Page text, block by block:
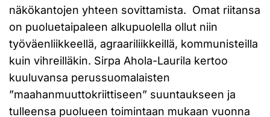
näkökantojen yhteen sovittamista. Omat riitansa
on puoluetaipaleen alkupuolella ollut niin
työväenliikkeellä, agraariliikkeillä, kommunisteilla
kuin vihreilläkin. Sirpa Ahola-Laurila kertoo
kuuluvansa perussuomalaisten
”maahanmuuttokriittiseen” suuntaukseen ja
tulleensa puolueen toimintaan mukaan vuonna